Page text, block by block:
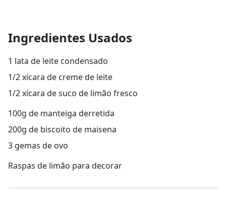
Ingredientes Usados
1 lata de leite condensado
1/2 xícara de creme de leite
1/2 xícara de suco de limão fresco
100g de manteiga derretida
200g de biscoito de maisena
3 gemas de ovo
Raspas de limão para decorar